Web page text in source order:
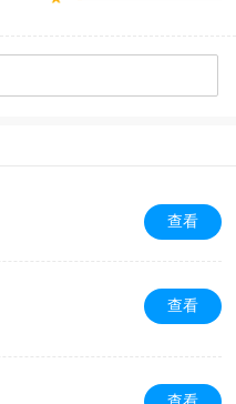
查看
查看